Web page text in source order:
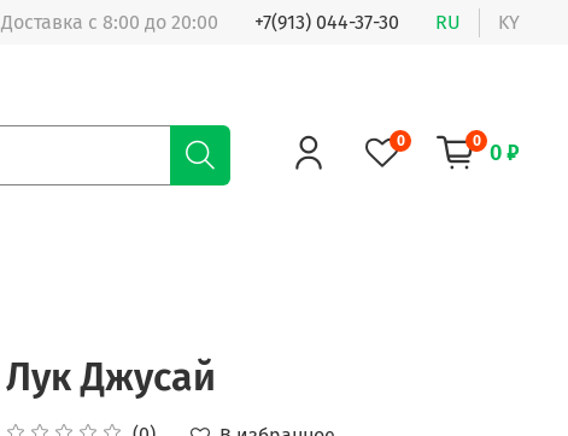
Доставка с 8:00 до 20:00 +7(913) 044-37-30 RU KY
0 0 0 ₽
Лук Джусай